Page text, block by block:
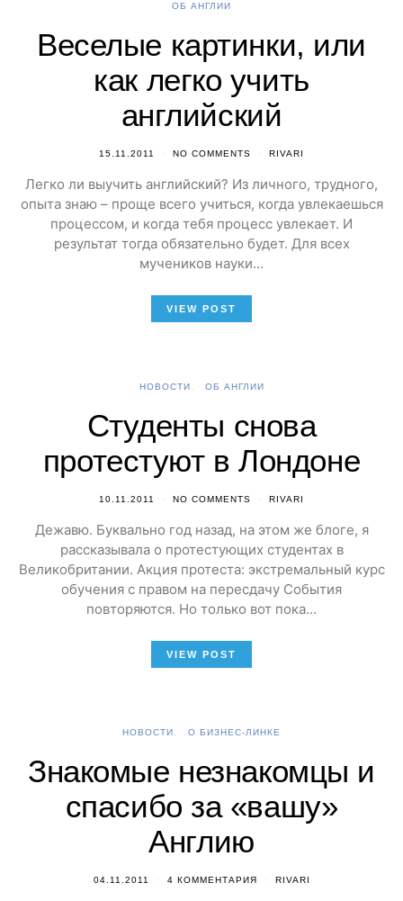
ОБ АНГЛИИ
Веселые картинки, или
как легко учить
английский
15.11.2011 NO COMMENTS RIVARI
Легко ли выучить английский? Из личного, трудного,
опыта знаю – проще всего учиться, когда увлекаешься
процессом, и когда тебя процесс увлекает. И
результат тогда обязательно будет. Для всех
мучеников науки…
VIEW POST
НОВОСТИ ОБ АНГЛИИ
Студенты снова
протестуют в Лондоне
10.11.2011 NO COMMENTS RIVARI
Дежавю. Буквально год назад, на этом же блоге, я
рассказывала о протестующих студентах в
Великобритании. Акция протеста: экстремальный курс
обучения с правом на пересдачу События
повторяются. Но только вот пока…
VIEW POST
НОВОСТИ О БИЗНЕС-ЛИНКЕ
Знакомые незнакомцы и
спасибо за «вашу»
Англию
04.11.2011 4 КОММЕНТАРИЯ RIVARI